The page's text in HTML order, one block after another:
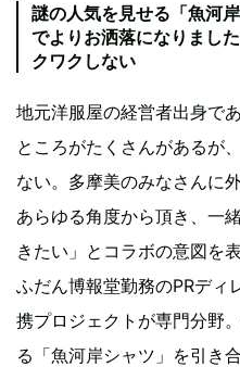
謎の人気を見せる「魚河
でよりお洒落になりまし
クワクしない
地元洋服屋の経営者出身で
ところがたくさんがあるが
ない。多摩美のみなさんに
あらゆる角度から頂き、一
きたい」とコラボの意図を
ふだん博報堂勤務のPRディ
携プロジェクトが専門分野
る「魚河岸シャツ」を引き